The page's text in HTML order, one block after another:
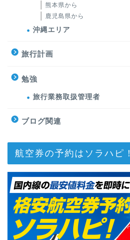
熊本県から
鹿児島県から
沖縄エリア
旅行計画
勉強
旅行業務取扱管理者
ブログ関連
航空券の予約はソラハピ！